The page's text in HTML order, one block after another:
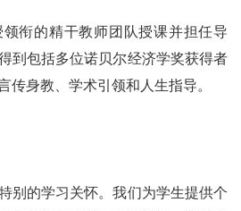
衔的精干教师团队授课并担任导
到包括多位诺贝尔经济学奖获得者
传身教、学术引领和人生指导。
别的学习关怀。我们为学生提供个